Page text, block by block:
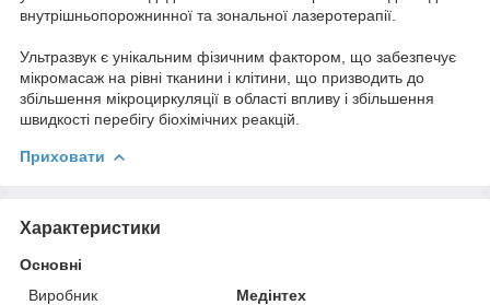
внутрішньопорожнинної та зональної лазеротерапії.
Ультразвук є унікальним фізичним фактором, що забезпечує
мікромасаж на рівні тканини і клітини, що призводить до
збільшення мікроциркуляції в області впливу і збільшення
швидкості перебігу біохімічних реакцій.
Приховати
Характеристики
Основні
Виробник
Медінтех